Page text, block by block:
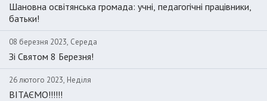
Шановна освітянська громада: учні, педагогічні працівники,
батьки!
08 березня 2023, Середа
Зі Святом 8 Березня!
26 лютого 2023, Неділя
ВІТАЄМО!!!!!!